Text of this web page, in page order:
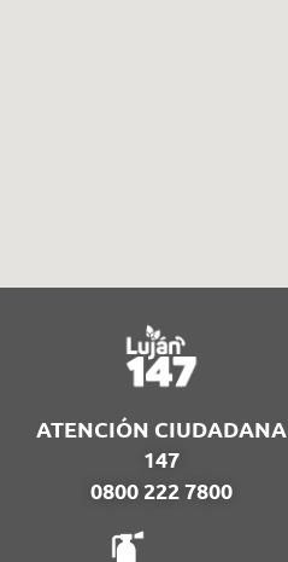
ATENCIÓN CIUDADANA
147
0800 222 7800